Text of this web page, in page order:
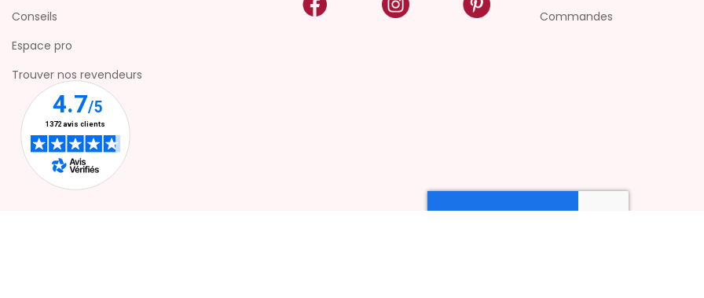
Conseils
Espace pro
Trouver nos revendeurs
Commandes